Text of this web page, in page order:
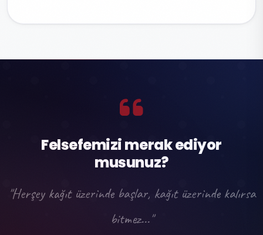
Felsefemizi merak ediyor
musunuz?
"Herşey kağıt üzerinde başlar, kağıt üzerinde kalırsa
bitmez..."